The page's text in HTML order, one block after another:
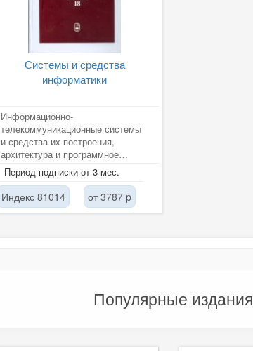
Системы и средства
информатики
Информационно-
телекоммуникационные системы
и средства их построения,
архитектура и программное
обеспечение вычислительных
машин, комплексов и сетей,...
Период подписки от 3 мес.
Индекс 81014 от 3787 p
Популярные издания